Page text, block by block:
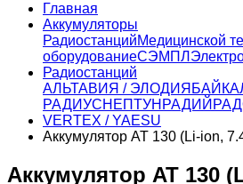
Главная
Аккумуляторы
РадиостанцийМедицинской
оборудованиеСЭМПЛ
Радиостанций
АЛЬТАВИЯ / ЭЛОДИЯ
РАДИУСНЕПТУН РАДИЙ
VERTEX / YAESU
Аккумулятор AT 130 (Li-ion,
Аккумулятор AT 130